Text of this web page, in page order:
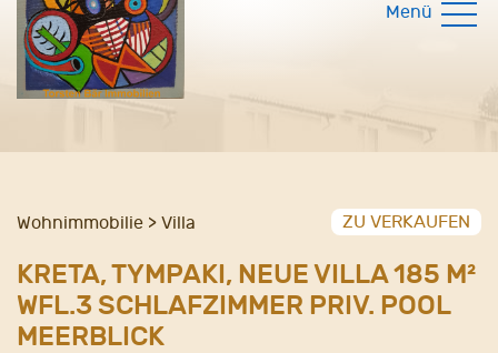
Menü
Wohnimmobilie > Villa ZU VERKAUFEN
KRETA, TYMPAKI, NEUE VILLA 185 M²
WFL.3 SCHLAFZIMMER PRIV. POOL
MEERBLICK